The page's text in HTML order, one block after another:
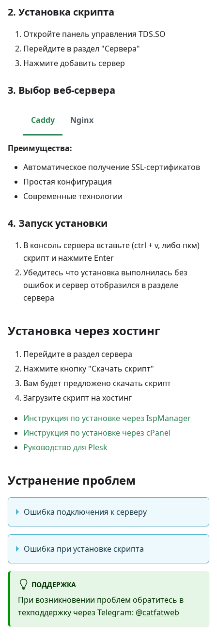
2. Установка скрипта
Откройте панель управления TDS.SO
Перейдите в раздел "Сервера"
Нажмите добавить сервер
3. Выбор веб-сервера
Caddy Nginx
Преимущества:
Автоматическое получение SSL-сертификатов
Простая конфигурация
Современные технологии
4. Запуск установки
В консоль сервера вставьте (ctrl + v, либо пкм)
скрипт и нажмите Enter
Убедитесь что установка выполнилась без
ошибок и сервер отобразился в разделе
сервера
Установка через хостинг
Перейдите в раздел сервера
Нажмите кнопку "Скачать скрипт"
Вам будет предложено скачать скрипт
Загрузите скрипт на хостинг
Инструкция по установке через IspManager
Инструкция по установке через cPanel
Руководство для Plesk
Устранение проблем
Ошибка подключения к серверу
Ошибка при установке скрипта
ПОДДЕРЖКА
При возникновении проблем обратитесь в
техподдержку через Telegram: @catfatweb